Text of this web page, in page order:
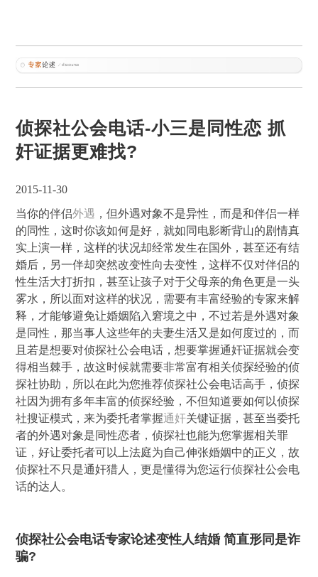
侦探社公会电话-小三是同性恋 抓
奸证据更难找?
2015-11-30
当你的伴侣外遇 ，但外遇对象不是异性，而是和伴侣一样
的同性，这时你该如何是好，就如同电影断背山的剧情真
实上演一样，这样的状况却经常发生在国外，甚至还有结
婚后，另一伴却突然改变性向去变性，这样不仅对伴侣的
性生活大打折扣，甚至让孩子对于父母亲的角色更是一头
雾水，所以面对这样的状况，需要有丰富经验的专家来解
释，才能够避免让婚姻陷入窘境之中，不过若是外遇对象
是同性，那当事人这些年的夫妻生活又是如何度过的，而
且若是想要对侦探社公会电话，想要掌握通奸证据就会变
得相当棘手，故这时候就需要非常富有相关侦探经验的侦
探社协助，所以在此为您推荐侦探社公会电话高手，侦探
社因为拥有多年丰富的侦探经验，不但知道要如何以侦探
社搜证模式，来为委托者掌握通奸关键证据，甚至当委托
者的外遇对象是同性恋者，侦探社也能为您掌握相关罪
证，好让委托者可以上法庭为自己伸张婚姻中的正义，故
侦探社不只是通奸猎人，更是懂得为您运行侦探社公会电
话的达人。
侦探社公会电话专家论述变性人结婚 简直形同是诈
骗?